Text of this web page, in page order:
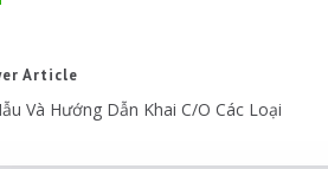
Article
Và Hướng Dẫn Khai C/O Các Loại